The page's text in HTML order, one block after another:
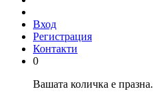
Вход
Регистрация
Контакти
0
Вашата количка е празна.